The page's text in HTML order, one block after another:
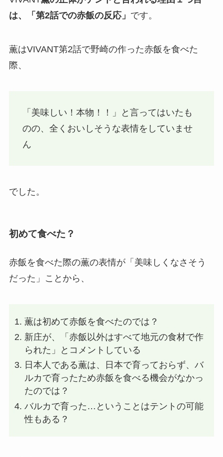
は、「第2話での赤飯の反応」 です。
薫はVIVANT第2話で野崎の作った赤飯を食べた
際、
「美味しい！本物！！」と言ってはいたも
のの、全くおいしそうな表情をしていませ
ん
でした。
初めて食べた？
赤飯を食べた際の薫の表情が「美味しくなさそう
だった」ことから、
薫は初めて赤飯を食べたのでは？
新庄が、「赤飯以外はすべて地元の食材で作
られた」とコメントしている
日本人である薫は、日本で育っておらず、バ
ルカで育ったため赤飯を食べる機会がなかっ
たのでは？
バルカで育った…ということはテントの可能
性もある？